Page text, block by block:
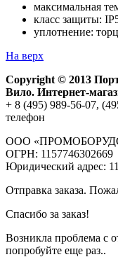
максимальная
класс защиты:
уплотнение:
На верх
Copyright © 2013
Вило. Интернет-
+ 8 (495) 989-56-07,
телефон
ООО
ОГРН: 1157746302669
Юридический адрес:
Отправка заказа.
Спасибо за заказ!
Возникла проблема с
попробуйте еще раз..